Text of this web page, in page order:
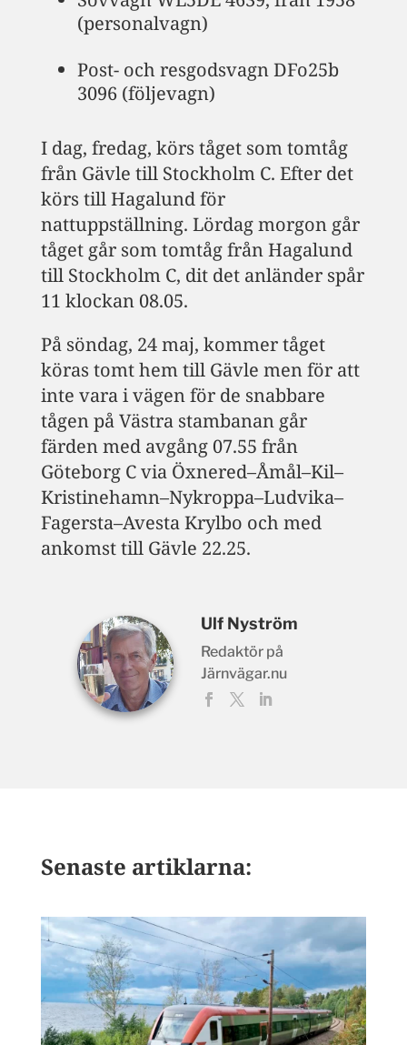
(personalvagn)
Post- och resgodsvagn DFo25b
3096 (följevagn)
I dag, fredag, körs tåget som tomtåg
från Gävle till Stockholm C. Efter det
körs till Hagalund för
nattuppställning. Lördag morgon går
tåget går som tomtåg från Hagalund
till Stockholm C, dit det anländer spår
11 klockan 08.05.
På söndag, 24 maj, kommer tåget
köras tomt hem till Gävle men för att
inte vara i vägen för de snabbare
tågen på Västra stambanan går
färden med avgång 07.55 från
Göteborg C via Öxnered–Åmål–Kil–
Kristinehamn–Nykroppa–Ludvika–
Fagersta–Avesta Krylbo och med
ankomst till Gävle 22.25.
Ulf Nyström
Redaktör på
Järnvägar.nu
Senaste artiklarna: